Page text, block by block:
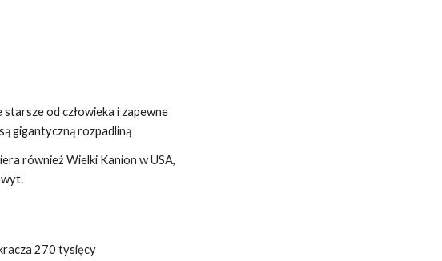
starsze od człowieka i zapewne
gigantyczną rozpadliną
również Wielki Kanion w USA,
270 tysięcy